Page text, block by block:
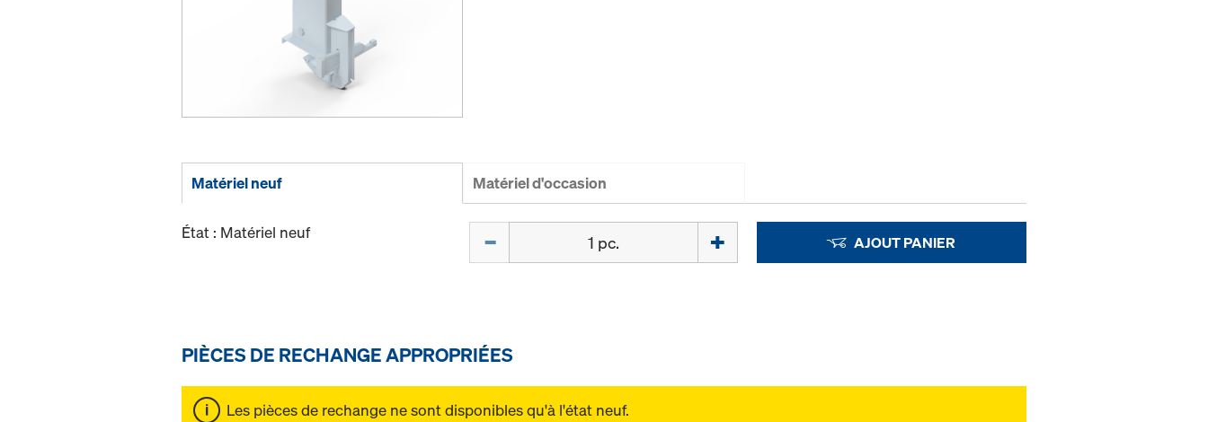
Matériel neuf Matériel d'occasion
État : Matériel neuf AJOUT PANIER
PIÈCES DE RECHANGE APPROPRIÉES
Les pièces de rechange ne sont disponibles qu'à l'état neuf.